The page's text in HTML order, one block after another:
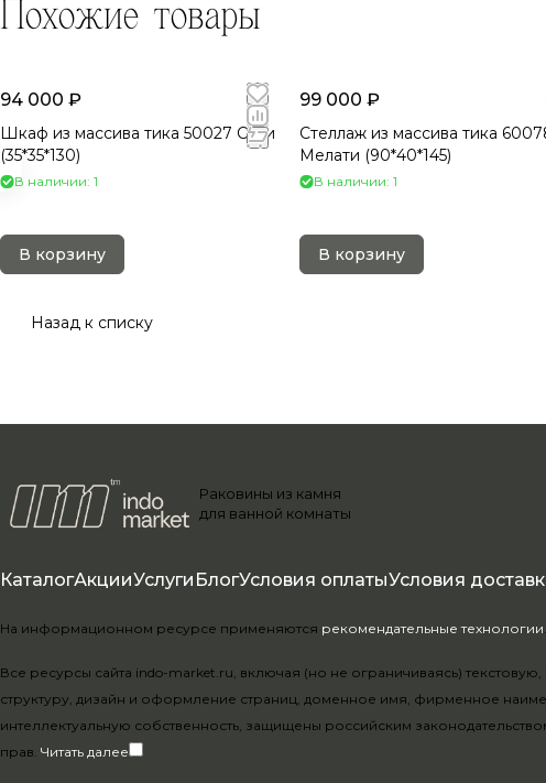
Похожие товары
94 000 ₽
Шкаф из массива тика 50027 Сити
(35*35*130)
В наличии: 1
В корзину
99 000 ₽
Стеллаж из массива тика
Мелати (90*40*145)
В наличии: 1
В корзину
Назад к списку
Раковины из камня
для ванной комнаты
КаталогАкцииУслуги БлогУсловия оплатыУсловия
На информационном ресурсе применяются рекомендательные технологии.
Все ресурсы сайта indo-market.ru, включая (но не ограничиваясь)
структуру, дизайн и оформление страниц, доменное имя, фирменное
интеллектуальную собственность, защищены российским
прав. Читать далее